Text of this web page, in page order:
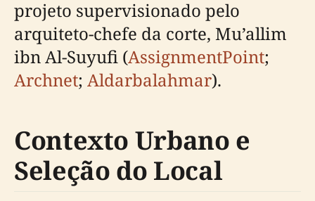
projeto supervisionado pelo
arquiteto-chefe da corte, Mu’allim
ibn Al-Suyufi (AssignmentPoint;
Archnet; Aldarbalahmar).
Contexto Urbano e
Seleção do Local